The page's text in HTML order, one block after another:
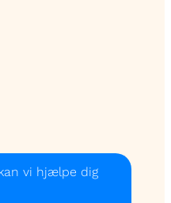
vi hjælpe dig